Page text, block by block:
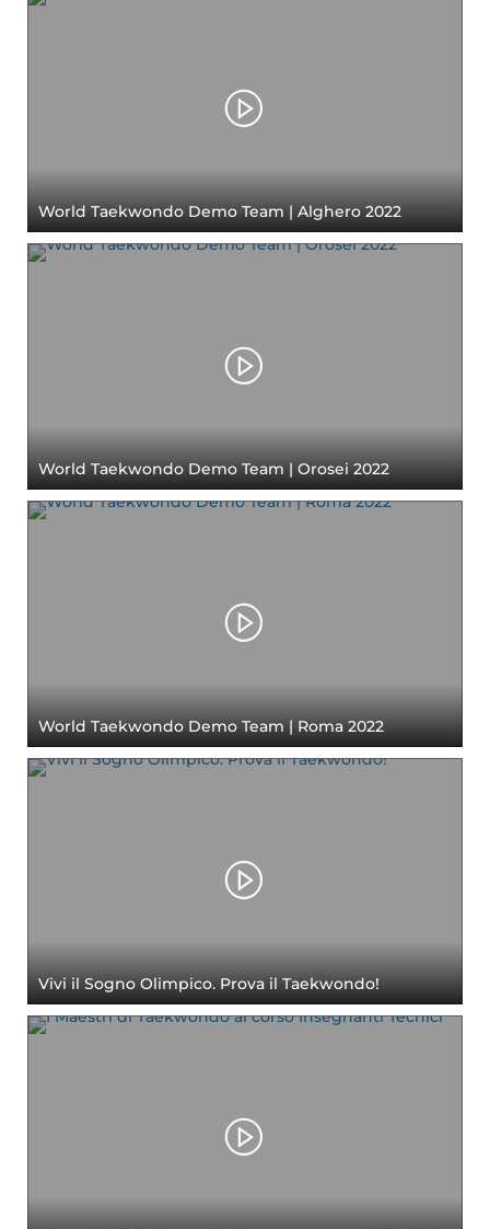
World Taekwondo Demo Team | Alghero 2022
World Taekwondo Demo Team | Orosei 2022
World Taekwondo Demo Team | Roma 2022
Vivi il Sogno Olimpico. Prova il Taekwondo!